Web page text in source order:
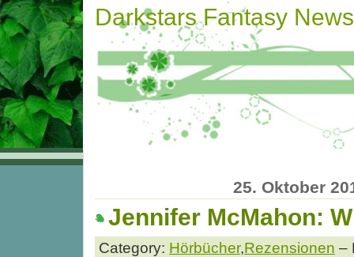
Darkstars Fantasy News
25. Oktober
Jennifer McMahon:
Category: Hörbücher,Rezensionen –